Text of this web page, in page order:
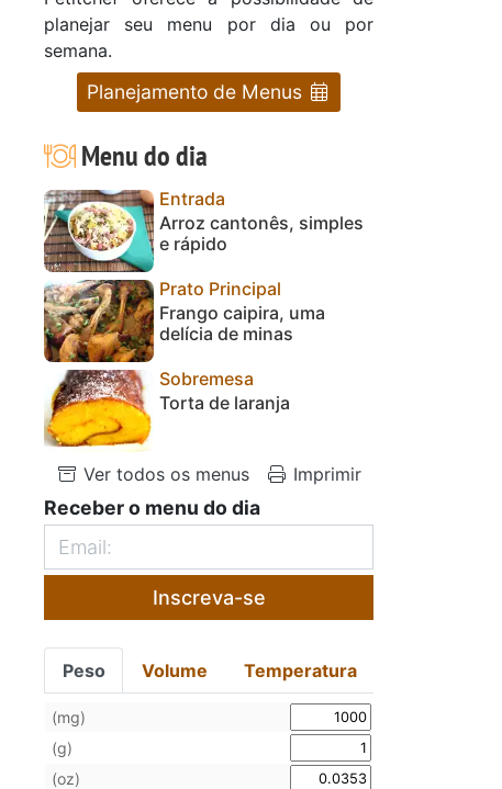
planejar seu menu por dia ou por
semana.
Planejamento de Menus
Menu do dia
Entrada
Arroz cantonês, simples
e rápido
Prato Principal
Frango caipira, uma
delícia de minas
Sobremesa
Torta de laranja
Ver todos os menus Imprimir
Receber o menu do dia
Inscreva-se
Peso Volume Temperatura
(mg)
(g)
(oz)